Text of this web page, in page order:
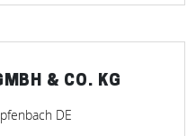
& CO. KG
DE